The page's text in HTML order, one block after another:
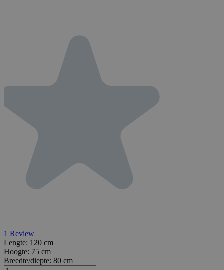
1 Review
Lengte: 120 cm
Hoogte: 75 cm
Breedte/diepte: 80 cm